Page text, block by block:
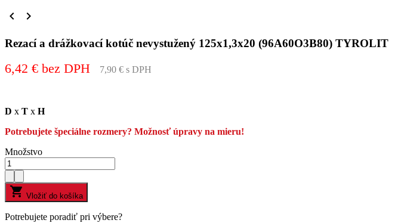
 
Rezací a drážkovací kotúč nevystužený 125x1,3x20 (96A60O3B80) TYROLIT
6,42 € bez DPH 7,90 € s DPH
D x T x H
Potrebujete špeciálne rozmery? Možnosť úpravy na mieru!
Množstvo
 Vložiť do košíka
Potrebujete poradiť pri výbere?